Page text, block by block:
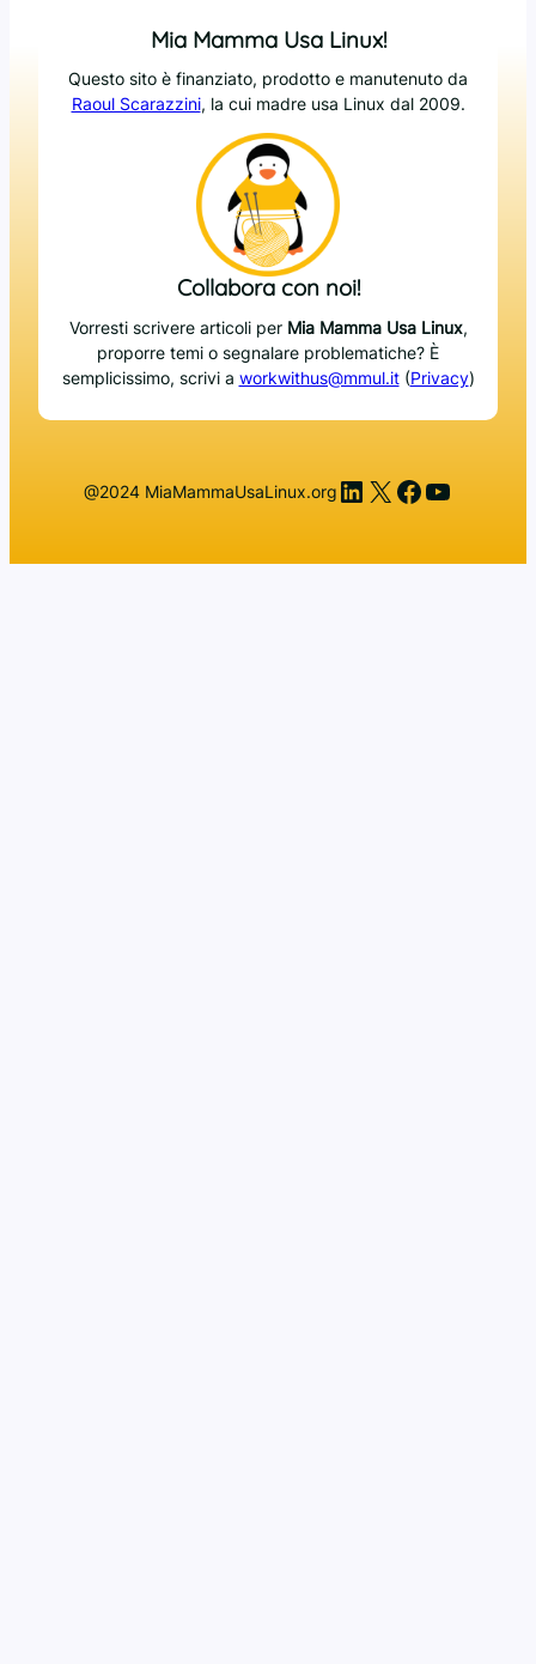
Mia Mamma Usa Linux!
Questo sito è finanziato, prodotto e manutenuto da
Raoul Scarazzini, la cui madre usa Linux dal 2009.
Collabora con noi!
Vorresti scrivere articoli per Mia Mamma Usa Linux,
proporre temi o segnalare problematiche? È
semplicissimo, scrivi a workwithus@mmul.it(Privacy)
@2024 MiaMammaUsaLinux.org LinkedIn
X Facebook